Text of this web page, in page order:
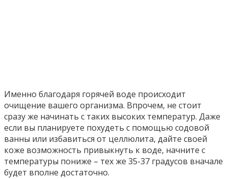
Именно благодаря горячей воде происходит
очищение вашего организма. Впрочем, не стоит
сразу же начинать с таких высоких температур. Даже
если вы планируете похудеть с помощью содовой
ванны или избавиться от целлюлита, дайте своей
коже возможность привыкнуть к воде, начните с
температуры пониже – тех же 35-37 градусов вначале
будет вполне достаточно.